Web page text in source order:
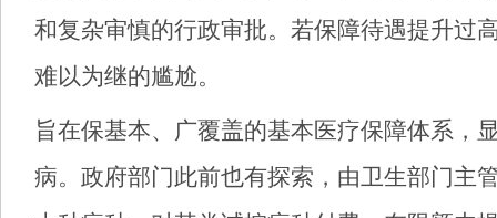
和复杂审慎的行政审批。若保障待遇提升过
难以为继的尴尬。
旨在保基本、广覆盖的基本医疗保障体系，
病。政府部门此前也有探索，由卫生部门主